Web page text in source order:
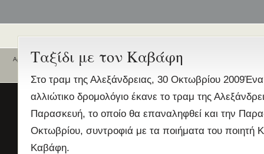
Ταξίδι με τον Καβάφη
Στο τραμ της Αλεξάνδρειας, 30 Οκτωβρίου 2009Ένα
αλλιώτικο δρομολόγιο έκανε το τραμ της
Παρασκευή, το οποίο θα επαναληφθεί και την
Οκτωβρίου, συντροφιά με τα ποιήματα του ποιητή
Καβάφη.
Αρχική
Ποιοι είναι εδώ
Είναι εδώ αυτή τη στιγμή 0 χρήστες
Ενεργά θέματα
συζήτησης
Δεύτερης/Ξένης Γλώσσας
(Εξ Αποστάσεως) από το Παν/